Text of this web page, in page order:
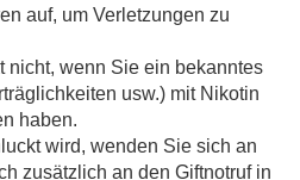
auf, um Verletzungen zu
nicht, wenn Sie ein bekanntes
usw.) mit Nikotin
haben.
wird, wenden Sie sich an
zusätzlich an den Giftnotruf in